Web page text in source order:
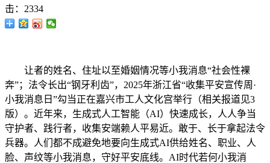
击： 2334
让者的姓名、住址以至婚姻情况等小我消息“社会性裸
奔”；法令长出“钢牙利齿”，2025年浙江省“收集平安宣传周·
小我消息日”勾当正在嘉兴市工人文化宫举行（相关报道见3
版）。近年来，生成式人工智能（AI）快速成长，人人争当
守护者、践行者，收集安端赖人平易近。敢于、长于拿起法令
兵器。人们都不成避免地要向生成式AI供给姓名、职业、人
脸、声纹等小我消息，守好平安底线。AI时代若何小我消